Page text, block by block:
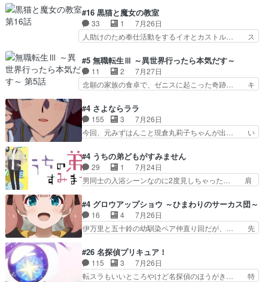
カノGirlfrien… 『アイドル伝説恋太郎ファミリ
ー』にて「ア… 安木路佐ウル子役で出演いたしま
したクォリ…
美咲さんと言えば幼女！アイマスの市原… 遼河は
目的の為には人命も軽視するタイプの… 4つのス
キルが揃う。広い墓を捜索中、遼河… 村正はそん
なおどろおどろしいエピソードあ… 気持ちよくし
レベのアニメ制作を日本に奪… 予言で正体がバレ
る、もう騙し討ちは出来な… 村正の墓、アニメで
見ると一杯で怖いな。ア…
#16 黒猫と魔女の教室
33 1
7月26日
人助けのため奉仕活動をするイオとカストル… ス
とカストルの共通点は、魔法の制御が出… 椋鳥の
大群て…住民から迷惑がられてない？… キングコ
ングor進撃の巨人牡羊座のアルデ… スピカ・イ
オ・カストルという組み合わせ。… 有り余るパワ
みかたが雑になってきてるな… イキりカストルは
怖がりやったかあスピカな… 鏡の世界への突入と
新たな依頼サブタイトル…
#5 無職転生Ⅲ ～異世界行ったら本気だす～
11 2
7月27日
念願の家族の食卓で、ゼニスに起こった奇跡… キ
ナリーゼの悪魔の囁きwクリフとエリナ… 悪魔の
囁きやめてくださいwおい、1番重要… ゼニスも
感情が出てきてて良い方向に進んで… 第５話を
ABEMAで視聴しました。視聴に… クリフとエリ
相変わらずで草ルディ君釣り… ルーデウスにシル
フィエットとロキシーとの… 離れ離れになったり
別れがあったり絶望の大…
#4 さよならララ
155 3
7月26日
今回、元みずはんこと現倉丸莉子ちゃんが出… い
様とは...本当の愛とは...なんぞ… テンポの良いボ
ケとツッコミで笑わせつつ、… この作品、ストー
リーにも登場人物にも全く… 家で机に向かってる
時の貧乏ゆすりとか、ラ… お姉ちゃんと話せ
に、ララは何を思うのだ… 息をするかのように3
話まで視聴。2026… ララの王子様探しが本格的
に動き出した回。…
#4 うちの弟どもがすみません
29 1
7月24日
男同士の入浴シーンなのに2度見しちゃった… 肩
散歩って逃げるよね！糸と類を助けよう… 類の面
倒見るのが1番大変そう糸は誰とでも… 源くんを
甘えさせるまでの糸と周りの出来事… 源くん、甘
えちゃうぞ宣言。思ったよりラブ… 糸ちゃんのま
目的を忘れてますますヤング… でも央太と親しく
するのは嫌。世話を拒んで… ゴメス（カエル）外
で散歩させてたのか(*…
#4 グロウアップショウ ～ひまわりのサーカス団～
16 4
7月26日
伊万里と五十鈴の幼馴染ペア仲直り回だが、… 先
や、これ素晴らしいコメディアニメだな。… 水着
回なのにビキニじゃない！これは時代背… 今回は
推しの吾野伊万里ちゃん担当回。これ… 伊万里さ
#26 名探偵プリキュア！
115 3
7月26日
転スラもいいところやけど名探偵のほうがき… 特